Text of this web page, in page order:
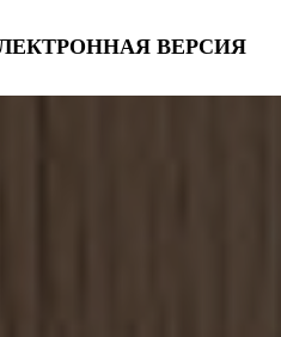
ВЕРСИЯ